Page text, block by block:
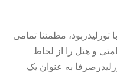
تورلیدربود، مطمئنا تمامی
و هتل را از لحاظ
به عنوان یک